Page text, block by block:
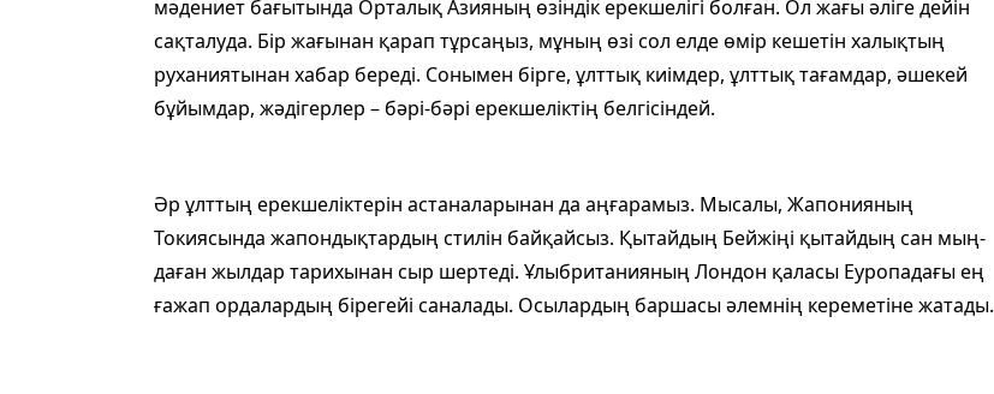
мәдениет бағытында Орталық Азияның өзіндік ерекшелігі болған. Ол жағы әліге дейін
сақталуда. Бір жағынан қарап тұрса­ңыз, мұның өзі сол елде өмір кешетін халық­тың
руханиятынан хабар береді. Сонымен бірге, ұлттық киімдер, ұлттық тағамдар, әшекей
бұйымдар, жәдігерлер – бәрі-бәрі ерекшеліктің белгісіндей.
Әр ұлттың ерекшеліктерін астаналары­нан да аңғарамыз. Мысалы, Жапонияның
Токиясында жапондықтардың стилін байқай­сыз. Қытайдың Бейжіңі қытайдың сан мың­
даған жылдар тарихынан сыр шертеді. Ұлыб­ританияның Лондон қаласы Еуропадағы ең
ғажап ордалардың бірегейі саналады. Осы­лардың баршасы әлемнің кереметіне жатады.